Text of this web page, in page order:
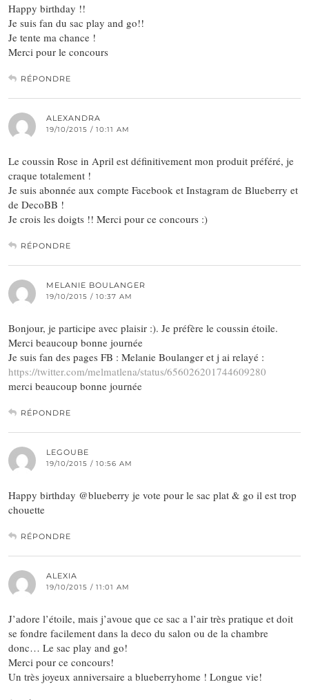
Happy birthday !!
Je suis fan du sac play and go!!
Je tente ma chance !
Merci pour le concours
RÉPONDRE
ALEXANDRA
19/10/2015 / 10:11 AM
Le coussin Rose in April est définitivement mon produit préféré, je
craque totalement !
Je suis abonnée aux compte Facebook et Instagram de Blueberry et
de DecoBB !
Je crois les doigts !! Merci pour ce concours :)
RÉPONDRE
MELANIE BOULANGER
19/10/2015 / 10:37 AM
Bonjour, je participe avec plaisir :). Je préfère le coussin étoile.
Merci beaucoup bonne journée
Je suis fan des pages FB : Melanie Boulanger et j ai relayé :
https://twitter.com/melmatlena/status/656026201744609280
merci beaucoup bonne journée
RÉPONDRE
LEGOUBE
19/10/2015 / 10:56 AM
Happy birthday @blueberry je vote pour le sac plat & go il est trop
chouette
RÉPONDRE
ALEXIA
19/10/2015 / 11:01 AM
J’adore l’étoile, mais j’avoue que ce sac a l’air très pratique et doit
se fondre facilement dans la deco du salon ou de la chambre
donc… Le sac play and go!
Merci pour ce concours!
Un très joyeux anniversaire a blueberryhome ! Longue vie!